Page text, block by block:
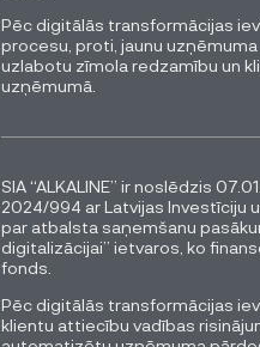
Pēc digitālās transformācijas
procesu, proti, jaunu
uzlabotu zīmola redzamību un
uzņēmumā.
SIA “ALKALINE” ir noslēdzis
2024/994 ar Latvijas Investīciju
par atbalsta saņemšanu
digitalizācijai” ietvaros, ko
fonds.
Pēc digitālās transformācijas
klientu attiecību vadības